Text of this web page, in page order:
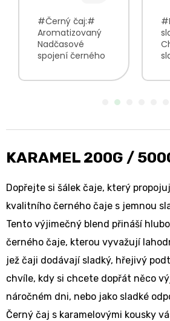
#Černý čaj:#
Aromatizovaný
Nadčasové
spojení černého
nádechem
podávaný s
KARAMEL 200G /
Dopřejte si šálek čaje, který
kvalitního černého čaje s jemnou
Tento výjimečný blend přináší
černého čaje, kterou vyvažují
jež čaji dodávají sladký, hřejivý
chvíle, kdy si chcete dopřát něco
náročném dni, nebo jako sladké
Černý čaj s karamelovými kousky